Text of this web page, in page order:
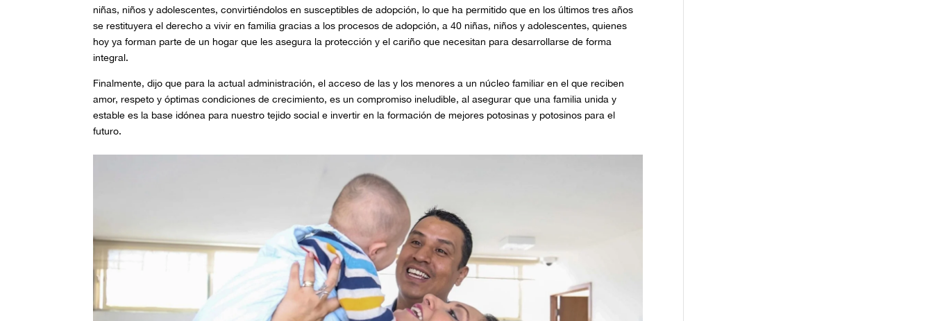
niñas, niños y adolescentes, convirtiéndolos en susceptibles de adopción, lo que ha permitido que en los últimos tres años
se restituyera el derecho a vivir en familia gracias a los procesos de adopción, a 40 niñas, niños y adolescentes, quienes
hoy ya forman parte de un hogar que les asegura la protección y el cariño que necesitan para desarrollarse de forma
integral.
Finalmente, dijo que para la actual administración, el acceso de las y los menores a un núcleo familiar en el que reciben
amor, respeto y óptimas condiciones de crecimiento, es un compromiso ineludible, al asegurar que una familia unida y
estable es la base idónea para nuestro tejido social e invertir en la formación de mejores potosinas y potosinos para el
futuro.